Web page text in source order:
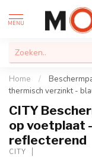
MENU
Home /
thermisch verzinkt -
CITY
op voetplaat
reflecterend
CITY